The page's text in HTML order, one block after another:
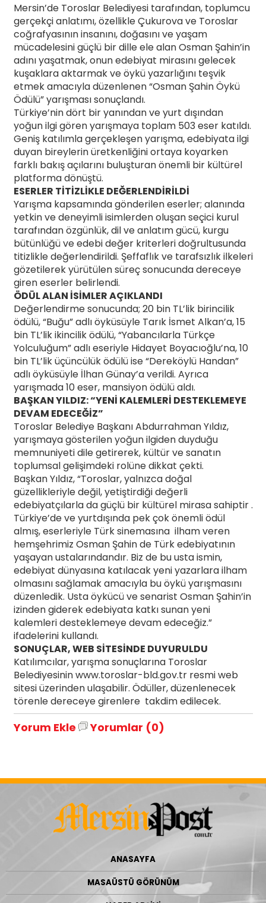
Mersin’de Toroslar Belediyesi tarafından, toplumcu
gerçekçi anlatımı, özellikle Çukurova ve Toroslar
coğrafyasının insanını, doğasını ve yaşam
mücadelesini güçlü bir dille ele alan Osman Şahin’in
adını yaşatmak, onun edebiyat mirasını gelecek
kuşaklara aktarmak ve öykü yazarlığını teşvik
etmek amacıyla düzenlenen “Osman Şahin Öykü
Ödülü” yarışması sonuçlandı.
Türkiye’nin dört bir yanından ve yurt dışından
yoğun ilgi gören yarışmaya toplam 503 eser katıldı.
Geniş katılımla gerçekleşen yarışma, edebiyata ilgi
duyan bireylerin üretkenliğini ortaya koyarken
farklı bakış açılarını buluşturan önemli bir kültürel
platforma dönüştü.
ESERLER TİTİZLİKLE DEĞERLENDİRİLDİ
Yarışma kapsamında gönderilen eserler; alanında
yetkin ve deneyimli isimlerden oluşan seçici kurul
tarafından özgünlük, dil ve anlatım gücü, kurgu
bütünlüğü ve edebi değer kriterleri doğrultusunda
titizlikle değerlendirildi. Şeffaflık ve tarafsızlık ilkeleri
gözetilerek yürütülen süreç sonucunda dereceye
giren eserler belirlendi.
ÖDÜL ALAN İSİMLER AÇIKLANDI
Değerlendirme sonucunda; 20 bin TL’lik birincilik
ödülü, “Buğu” adlı öyküsüyle Tarık İsmet Alkan’a, 15
bin TL’lik ikincilik ödülü, “Yabancılarla Türkçe
Yolculuğum” adlı eseriyle Hidayet Boyacıoğlu’na, 10
bin TL’lik üçüncülük ödülü ise “Dereköylü Handan”
adlı öyküsüyle İlhan Günay’a verildi. Ayrıca
yarışmada 10 eser, mansiyon ödülü aldı.
BAŞKAN YILDIZ: “YENİ KALEMLERİ DESTEKLEMEYE
DEVAM EDECEĞİZ”
Toroslar Belediye Başkanı Abdurrahman Yıldız,
yarışmaya gösterilen yoğun ilgiden duyduğu
memnuniyeti dile getirerek, kültür ve sanatın
toplumsal gelişimdeki rolüne dikkat çekti.
Başkan Yıldız, “Toroslar, yalnızca doğal
güzellikleriyle değil, yetiştirdiği değerli
edebiyatçılarla da güçlü bir kültürel mirasa sahiptir .
Türkiye’de ve yurtdışında pek çok önemli ödül
almış, eserleriyle Türk sinemasına ilham veren
hemşehrimiz Osman Şahin de Türk edebiyatının
yaşayan ustalarındandır. Biz de bu usta ismin,
edebiyat dünyasına katılacak yeni yazarlara ilham
olmasını sağlamak amacıyla bu öykü yarışmasını
düzenledik. Usta öykücü ve senarist Osman Şahin’in
izinden giderek edebiyata katkı sunan yeni
kalemleri desteklemeye devam edeceğiz.”
ifadelerini kullandı.
SONUÇLAR, WEB SİTESİNDE DUYURULDU
Katılımcılar, yarışma sonuçlarına Toroslar
Belediyesinin www.toroslar-bld.gov.tr resmi web
sitesi üzerinden ulaşabilir. Ödüller, düzenlenecek
törenle dereceye girenlere takdim edilecek.
Yorum Ekle Yorumlar (0)
ANASAYFA
MASAÜSTÜ GÖRÜNÜM